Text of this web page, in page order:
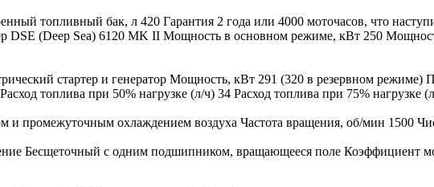
топливный бак, л 420 Гарантия 2 года или 4000 моточасов, что
DSE (Deep Sea) 6120 MK II Мощность в основном режиме, кВт 250
стартер и генератор Мощность, кВт 291 (320 в резервном
топлива при 50% нагрузке (л/ч) 34 Расход топлива при 75%
и промежуточным охлаждением воздуха Частота вращения, об/мин 1500
Бесщеточный с одним подшипником, вращающееся поле Коэффициент